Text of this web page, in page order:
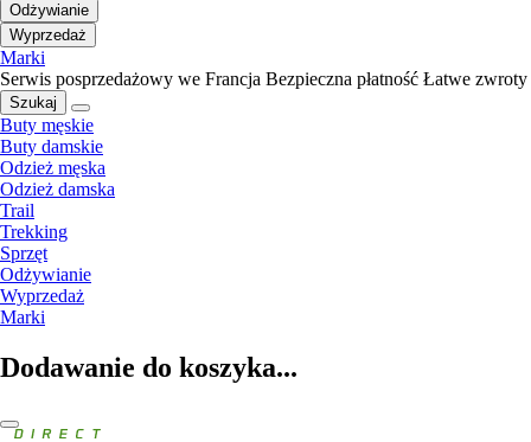
Odżywianie
Wyprzedaż
Marki
Serwis posprzedażowy we Francja Bezpieczna płatność Łatwe zwroty
Szukaj
Buty męskie
Buty damskie
Odzież męska
Odzież damska
Trail
Trekking
Sprzęt
Odżywianie
Wyprzedaż
Marki
Dodawanie do koszyka...